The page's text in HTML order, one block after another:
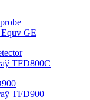
GE
TFD800C
TFD900